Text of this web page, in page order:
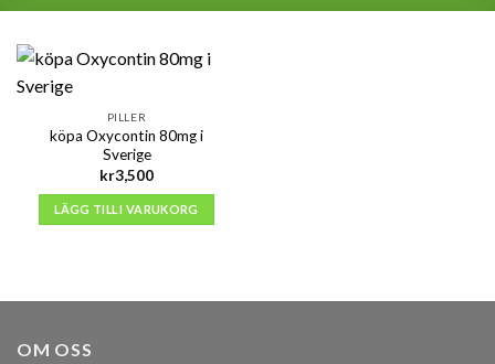
PILLER
köpa Oxycontin 80mg i
Sverige
kr3,500
LÄGG TILL I VARUKORG
OM OSS